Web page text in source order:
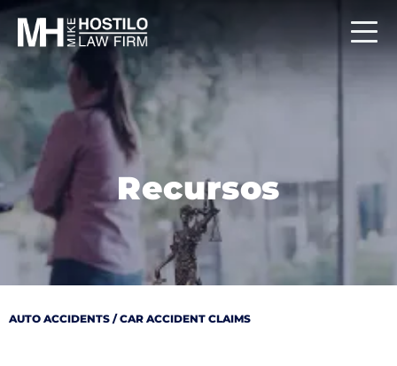
Recursos
AUTO ACCIDENTS / CAR ACCIDENT CLAIMS